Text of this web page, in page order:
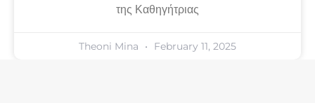
της Καθηγήτριας
Theoni Mina February 11, 2025